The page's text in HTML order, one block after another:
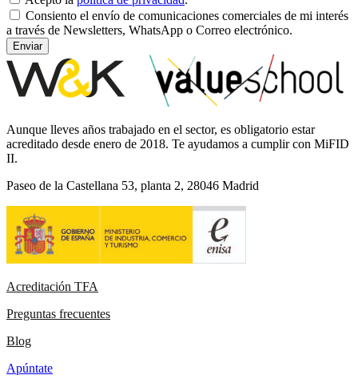
Consiento el envío de comunicaciones comerciales de mi interés
a través de Newsletters, WhatsApp o Correo electrónico.
Enviar
Aunque lleves años trabajado en el sector, es obligatorio estar
acreditado desde enero de 2018. Te ayudamos a cumplir con MiFID
II.
Paseo de la Castellana 53, planta 2, 28046 Madrid
Acreditación TFA
Preguntas frecuentes
Blog
Apúntate